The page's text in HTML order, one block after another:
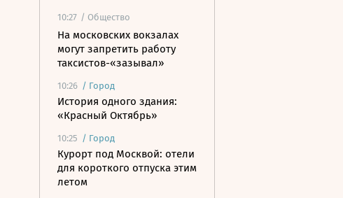
10:27 / Общество
На московских вокзалах
могут запретить работу
таксистов-«зазывал»
10:26 / Город
История одного здания:
«Красный Октябрь»
10:25 / Город
Курорт под Москвой: отели
для короткого отпуска этим
летом